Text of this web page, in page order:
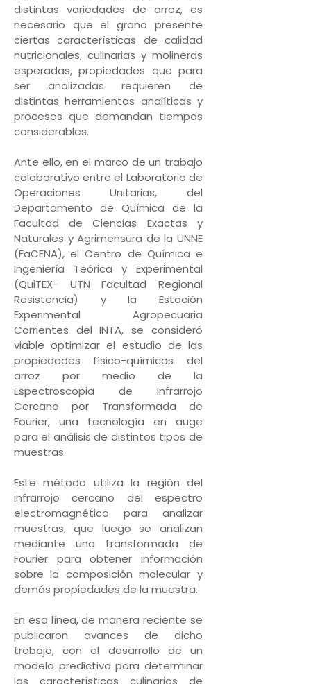
distintas variedades de arroz, es
necesario que el grano presente
ciertas características de calidad
nutricionales, culinarias y molineras
esperadas, propiedades que para
ser analizadas requieren de
distintas herramientas analíticas y
procesos que demandan tiempos
considerables.
Ante ello, en el marco de un trabajo
colaborativo entre el Laboratorio de
Operaciones Unitarias, del
Departamento de Química de la
Facultad de Ciencias Exactas y
Naturales y Agrimensura de la UNNE
(FaCENA), el Centro de Química e
Ingeniería Teórica y Experimental
(QuiTEX- UTN Facultad Regional
Resistencia) y la Estación
Experimental Agropecuaria
Corrientes del INTA, se consideró
viable optimizar el estudio de las
propiedades físico-químicas del
arroz por medio de la
Espectroscopia de Infrarrojo
Cercano por Transformada de
Fourier, una tecnología en auge
para el análisis de distintos tipos de
muestras.
Este método utiliza la región del
infrarrojo cercano del espectro
electromagnético para analizar
muestras, que luego se analizan
mediante una transformada de
Fourier para obtener información
sobre la composición molecular y
demás propiedades de la muestra.
En esa línea, de manera reciente se
publicaron avances de dicho
trabajo, con el desarrollo de un
modelo predictivo para determinar
las características culinarias de